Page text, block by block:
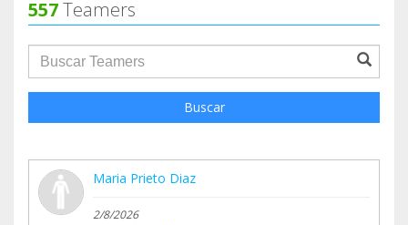
infantil
557Teamers
groupProfile.searchForm.search.text???
Buscar
Maria Prieto Diaz
2/8/2026